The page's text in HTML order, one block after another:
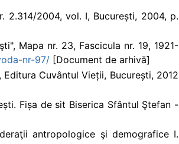
2.314/2004, vol. I, București, 2004, p.
Mapa nr. 23, Fascicula nr. 19, 1921-
nr-97/ [Document de arhivă]
Cuvântul Vieții, București, 2012
Fișa de sit Biserica Sfântul Ştefan -
antropologice şi demografice I.